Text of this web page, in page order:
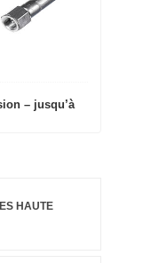
– jusqu’à
HAUTE